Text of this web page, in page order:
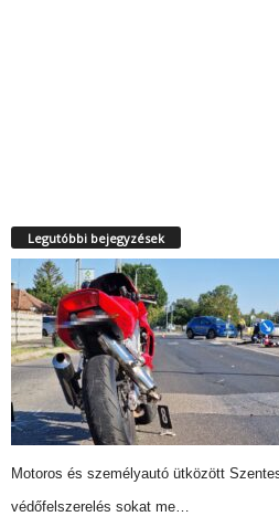
Legutóbbi bejegyzések
Motoros és személyautó ütközött
védőfelszerelés sokat me…